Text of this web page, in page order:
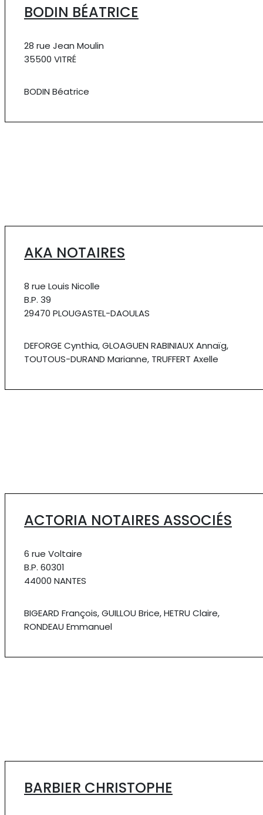
BODIN BÉATRICE
28 rue Jean Moulin
35500 VITRÉ
BODIN Béatrice
AKA NOTAIRES
8 rue Louis Nicolle
B.P. 39
29470 PLOUGASTEL-DAOULAS
DEFORGE Cynthia, GLOAGUEN RABINIAUX Annaïg,
TOUTOUS-DURAND Marianne, TRUFFERT Axelle
ACTORIA NOTAIRES ASSOCIÉS
6 rue Voltaire
B.P. 60301
44000 NANTES
BIGEARD François, GUILLOU Brice, HETRU Claire,
RONDEAU Emmanuel
BARBIER CHRISTOPHE